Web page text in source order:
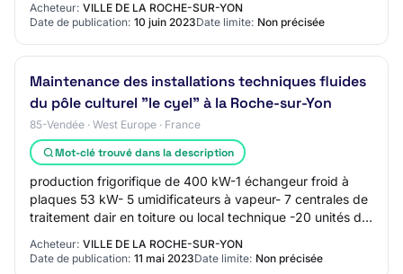
Acheteur: VILLE DE LA ROCHE-SUR-YON
Date de publication: 10 juin 2023Date limite: Non précisée
Maintenance des installations techniques fluides
du pôle culturel "le cyel" à la Roche-sur-Yon
85-Vendée · West Europe · France
Mot-clé trouvé dans la description
production frigorifique de 400 kW-1 échangeur froid à
plaques 53 kW- 5 umidificateurs à vapeur- 7 centrales de
traitement dair en toiture ou local technique -20 unités de
Acheteur: VILLE DE LA ROCHE-SUR-YON
Date de publication: 11 mai 2023Date limite: Non précisée